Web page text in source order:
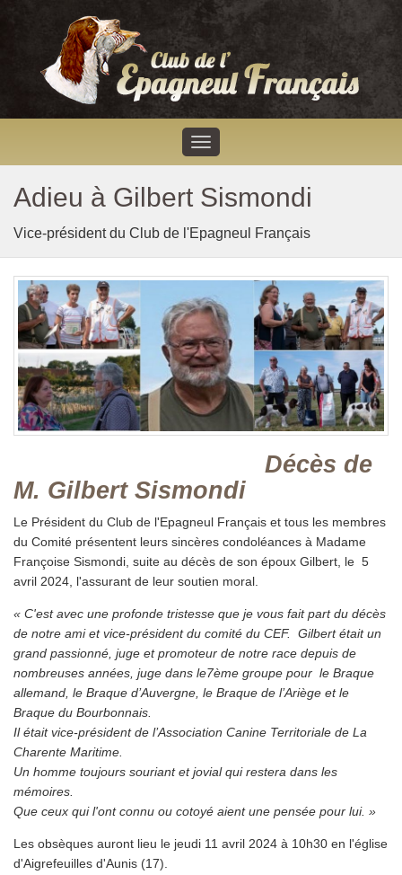
Adieu à Gilbert Sismondi
Vice-président du Club de l'Epagneul Français
Décès de
M. Gilbert Sismondi
Le Président du Club de l'Epagneul Français et tous les membres
du Comité présentent leurs sincères condoléances à Madame
Françoise Sismondi, suite au décès de son époux Gilbert, le 5
avril 2024, l'assurant de leur soutien moral.
« C'est avec une profonde tristesse que je vous fait part du décès
de notre ami et vice-président du comité du CEF. Gilbert était un
grand passionné, juge et promoteur de notre race depuis de
nombreuses années, juge dans le7ème groupe pour le Braque
allemand, le Braque d’Auvergne, le Braque de l’Ariège et le
Braque du Bourbonnais.
Il était vice-président de l’Association Canine Territoriale de La
Charente Maritime.
Un homme toujours souriant et jovial qui restera dans les
mémoires.
Que ceux qui l'ont connu ou cotoyé aient une pensée pour lui. »
Les obsèques auront lieu le jeudi 11 avril 2024 à 10h30 en l'église
d'Aigrefeuilles d'Aunis (17).